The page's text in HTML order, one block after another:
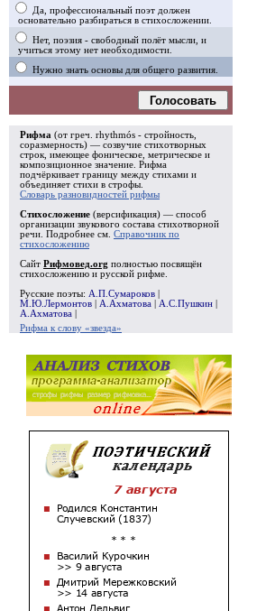
Да, профессиональный поэт должен
основательно разбираться в стихосложении.
Нет, поэзия - свободный полёт мысли, и
учиться этому нет необходимости.
Нужно знать основы для общего развития.
Голосовать
Рифма (от греч. rhythmós - стройность,
соразмерность) — созвучие стихотворных
строк, имеющее фоническое, метрическое и
композиционное значение. Рифма
подчёркивает границу между стихами и
объединяет стихи в строфы
Словарь разновидностей рифмы
Стихосложение (версификация) — способ
организации звукового состава стихотворной
речи. Подробнее см. Справочник по
стихосложению
Сайт Рифмовед.org полностью посвящён
стихосложению и русской рифме.
Русские поэты: А.П.Сумароков
М.Ю.Лермонтов
А.Ахматова А.С.Пушкин
А.Ахматова
Рифма к слову «звезда»